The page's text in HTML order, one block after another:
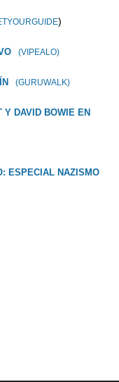
)
(VIPEALO)
(GURUWALK)
Y DAVID BOWIE EN
ESPECIAL NAZISMO